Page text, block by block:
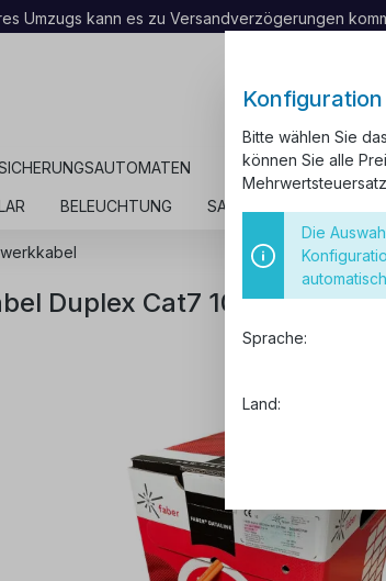
Umzugs kann es zu Versandverzögerungen
KABELKANAL
BELEUCHTUNG SALE RESTPOSTEN
Duplex Cat7 1000 STP
Bitte wählen Sie
können Sie alle
Die
Sprache:
Land: